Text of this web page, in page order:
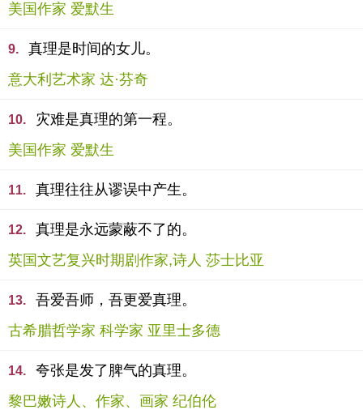
美国作家 爱默生
9.
真理是时间的女儿。
意大利艺术家 达·芬奇
10.
灾难是真理的第一程。
美国作家 爱默生
11. 真理往往从谬误中产生。
12.
真理是永远蒙蔽不了的。
英国文艺复兴时期剧作家,诗人 莎士比亚
13.
吾爱吾师，吾更爱真理。
古希腊哲学家 科学家 亚里士多德
14.
夸张是发了脾气的真理。
黎巴嫩诗人、作家、画家 纪伯伦